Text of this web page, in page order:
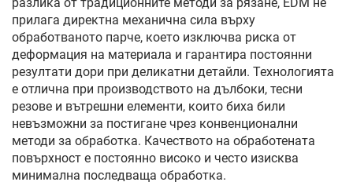
прилага директна механична сила върху
обработваното парче, което изключва риска от
деформация на материала и гарантира постоянни
резултати дори при деликатни детайли. Технологията
е отлична при производството на дълбоки, тесни
резове и вътрешни елементи, които биха били
невъзможни за постигане чрез конвенционални
методи за обработка. Качеството на обработената
повърхност е постоянно високо и често изисква
минимална последваща обработка.